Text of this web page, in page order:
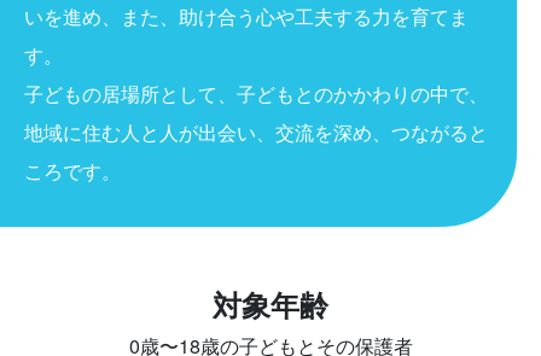
いを進め、また、助け合う心や工夫する力を育てま
す。
子どもの居場所として、子どもとのかかわりの中で、
地域に住む人と人が出会い、交流を深め、つながると
ころです。
対象年齢
0歳〜18歳の子どもとその保護者